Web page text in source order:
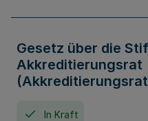
Gesetz über die
Akkreditierungsrat
In Kraft